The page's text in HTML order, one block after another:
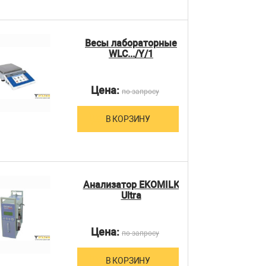
Весы лабораторные
WLC.../Y/1
Цена: по запросу
В КОРЗИНУ
Анализатор EKOMILK
Ultra
Цена: по запросу
В КОРЗИНУ